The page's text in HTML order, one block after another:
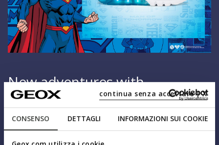
CONSENSO DETTAGLI INFORMAZIONI SUI COOKIE
continua senza accettare | X
New adventures with
Superman